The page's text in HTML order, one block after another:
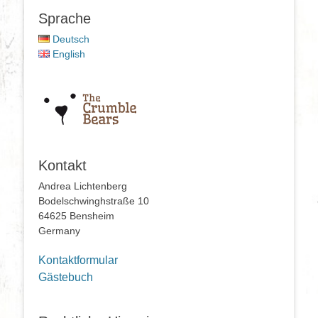
Sprache
Deutsch
English
Kontakt
Andrea Lichtenberg
Bodelschwinghstraße 10
64625 Bensheim
Germany
Kontaktformular
Gästebuch